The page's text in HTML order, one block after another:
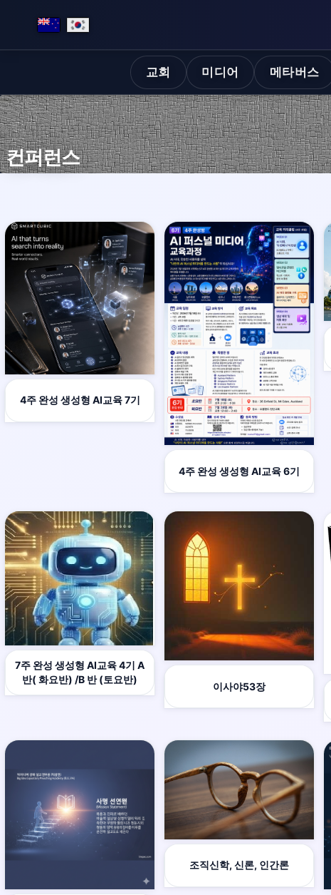
교회 미디어 메타버스
컨퍼런스
4주 완성 생성형 AI교육 7기
4주 완성 생성형 AI교육 6기
7주 완성 생성형 AI교육 4기 A
반( 화요반) /B 반 (토요반)
이사야53장
조직신학, 신론, 인간론